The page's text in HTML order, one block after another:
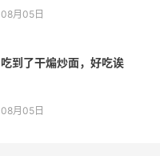
08月05日
吃到了干煸炒面，好吃诶
08月05日